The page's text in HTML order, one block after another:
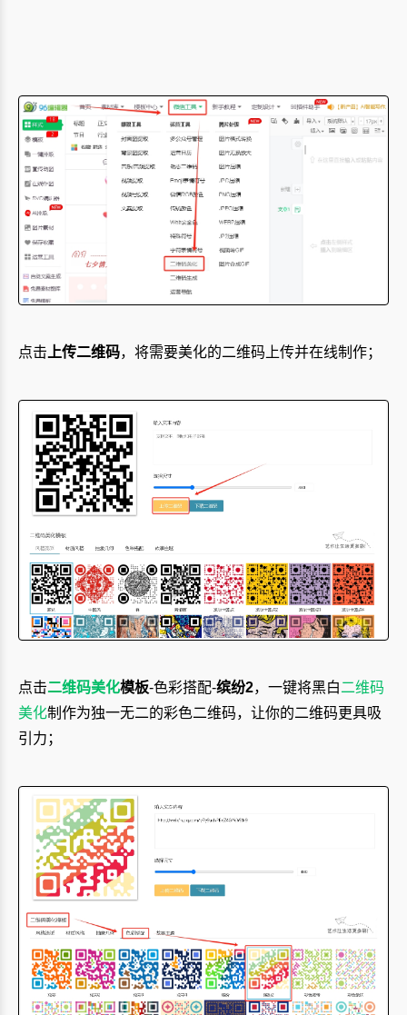
点击 上传二维码，将需要美化的二维码上传并在线制作；
点击二维码美化模板-色彩搭配-缤纷2，一键将黑白二维码
美化制作为独一无二的彩色二维码，让你的二维码更具吸
引力；